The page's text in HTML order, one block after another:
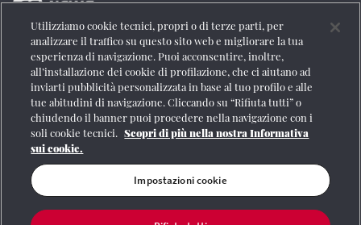
La testata online del Gruppo FS Italiane
Social
Se vuoi contattarci o avere altre informazioni
CONTATTI
Utilizziamo cookie tecnici, propri o di terze parti, per
analizzare il traffico su questo sito web e migliorare la tua
esperienza di navigazione. Puoi acconsentire, inoltre,
all’installazione dei cookie di profilazione, che ci aiutano ad
inviarti pubblicità personalizzata in base al tuo profilo e alle
tue abitudini di navigazione. Cliccando su “Rifiuta tutti” o
chiudendo il banner puoi procedere nella navigazione con i
soli cookie tecnici. Scopri di più nella nostra Informativa
sui cookie.
Impostazioni cookie